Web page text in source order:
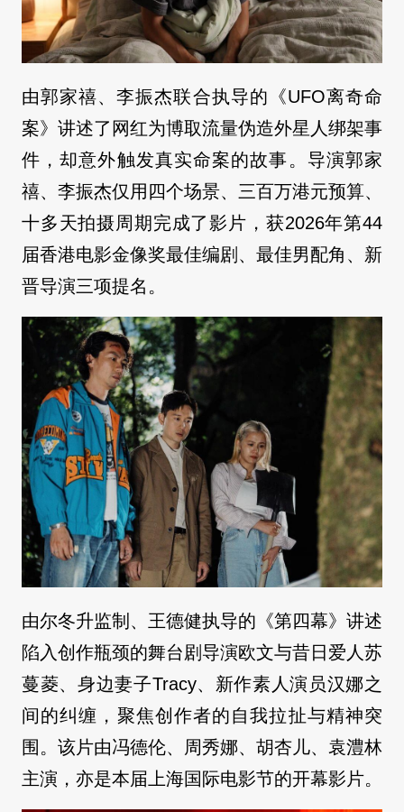
由郭家禧、李振杰联合执导的《UFO离奇命
案》讲述了网红为博取流量伪造外星人绑架事
件，却意外触发真实命案的故事。导演郭家
禧、李振杰仅用四个场景、三百万港元预算、
十多天拍摄周期完成了影片，获2026年第44
届香港电影金像奖最佳编剧、最佳男配角、新
晋导演三项提名。
由尔冬升监制、王德健执导的《第四幕》讲述
陷入创作瓶颈的舞台剧导演欧文与昔日爱人苏
蔓菱、身边妻子Tracy、新作素人演员汉娜之
间的纠缠，聚焦创作者的自我拉扯与精神突
围。该片由冯德伦、周秀娜、胡杏儿、袁澧林
主演，亦是本届上海国际电影节的开幕影片。